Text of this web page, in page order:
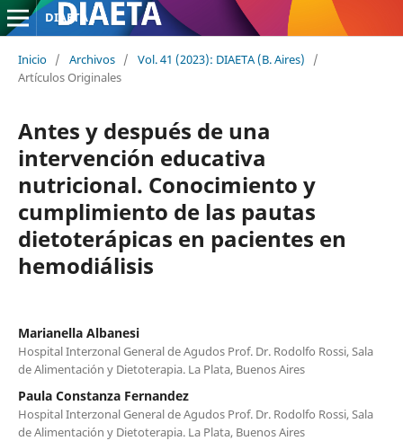
DIAETA
Inicio / Archivos / Vol. 41 (2023): DIAETA (B. Aires)
/
Artículos Originales
Antes y después de una
intervención educativa
nutricional. Conocimiento y
cumplimiento de las pautas
dietoterápicas en pacientes en
hemodiálisis
Marianella Albanesi
Hospital Interzonal General de Agudos Prof. Dr. Rodolfo Rossi, Sala
de Alimentación y Dietoterapia. La Plata, Buenos Aires
Paula Constanza Fernandez
Hospital Interzonal General de Agudos Prof. Dr. Rodolfo Rossi, Sala
de Alimentación y Dietoterapia. La Plata, Buenos Aires